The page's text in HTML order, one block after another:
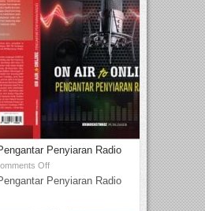
Penyiaran Radio
Off
Penyiaran Radio